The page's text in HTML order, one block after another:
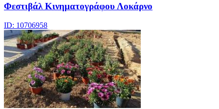
Φεστιβάλ Κινηματογράφου Λοκάρνο
ID: 10706958